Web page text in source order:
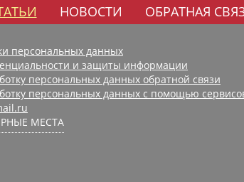
НОВОСТИ ОБРАТНАЯ
персональных данных
и защиты информации
персональных данных обратной связи
персональных данных с помощью
МЕСТА